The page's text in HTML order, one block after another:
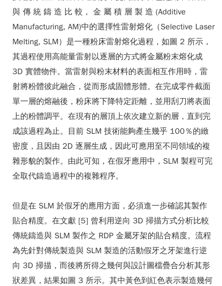
與 傳 統 鑄 造 比 較， 金 屬 積 層 製 造 (Additive
Manufacturing, AM)中的選擇性雷射熔化（Selective Laser
Melting, SLM）是一種粉床雷射熔化過程，如圖 2 所示，
其過程使用高能量雷射以逐層的方式將金屬粉末熔化成
3D 實體物件。當雷射與粉末材料的表面相互作用時，雷
射將粉體彼此融合，從而形成固體形體。在完成零件截面
單一層的熔融後，粉床將下降特定距離，並用刮刀將表面
上的粉體調平。在現有的層頂上依次建立新的層，直到完
成該過程為止。目前 SLM 技術能夠產生幾乎 100％的緻
密度，且因由 2D 逐層生成，因此可應用至不同領域的複
雜形貌的製作。由此可知，在假牙應用中，SLM 製程可完
全取代鑄造過程中的複雜程序。
但是在 SLM 於假牙的應用方面，必須進一步確認其製作
貼合精度。在文獻 [5] 曾利用逆向 3D 掃描方式分析比較
傳統鑄造與 SLM 製作之 RDP 金屬牙架的貼合精度。流程
為先針對傳統製造與 SLM 製造的活動假牙之牙架進行逆
向 3D 掃描，而後將所得之幾何與設計圖檔疊合分析其形
狀差異，結果如圖 3 所示。其中黃色到紅色表示製造幾何